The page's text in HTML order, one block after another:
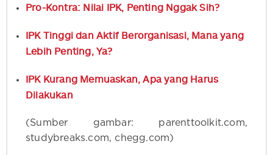
Pro-Kontra: Nilai IPK, Penting Nggak Sih?
IPK Tinggi dan Aktif Berorganisasi, Mana yang
Lebih Penting, Ya?
IPK Kurang Memuaskan, Apa yang Harus
Dilakukan
(Sumber gambar: parenttoolkit.com,
studybreaks.com, chegg.com)